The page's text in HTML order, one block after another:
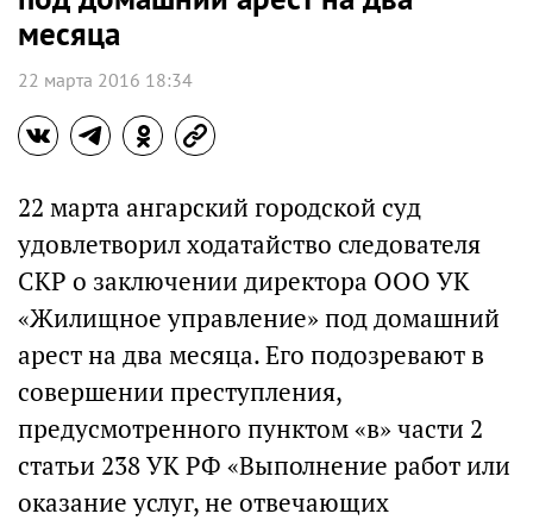
месяца
22 марта 2016 18:34
22 марта ангарский городской суд
удовлетворил ходатайство следователя
СКР о заключении директора ООО УК
«Жилищное управление» под домашний
арест на два месяца. Его подозревают в
совершении преступления,
предусмотренного пунктом «­в» части 2
статьи 238 УК РФ «Выполнение работ ­или
оказание услуг, не отвечающих